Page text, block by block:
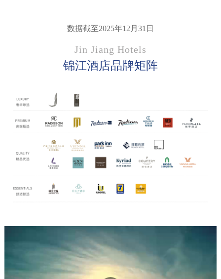
数据截至2025年12月31日
Jin Jiang Hotels
锦江酒店品牌矩阵